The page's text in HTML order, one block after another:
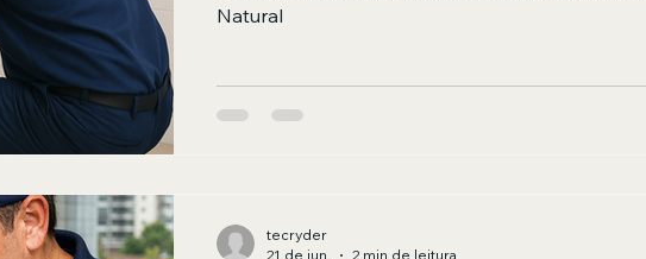
Natural
tecryder
21 de jun.
2 min de leitura